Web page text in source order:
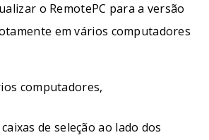
o RemotePC para a versão
em vários computadores
computadores,
de seleção ao lado dos